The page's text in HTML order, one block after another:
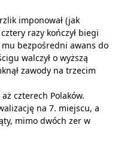
imponował (jak
razy kończył biegi
bezpośredni awans do
walczył o wyższą
zawody na trzecim
aż czterech Polaków.
na 7. miejscu, a
mimo dwóch zer w